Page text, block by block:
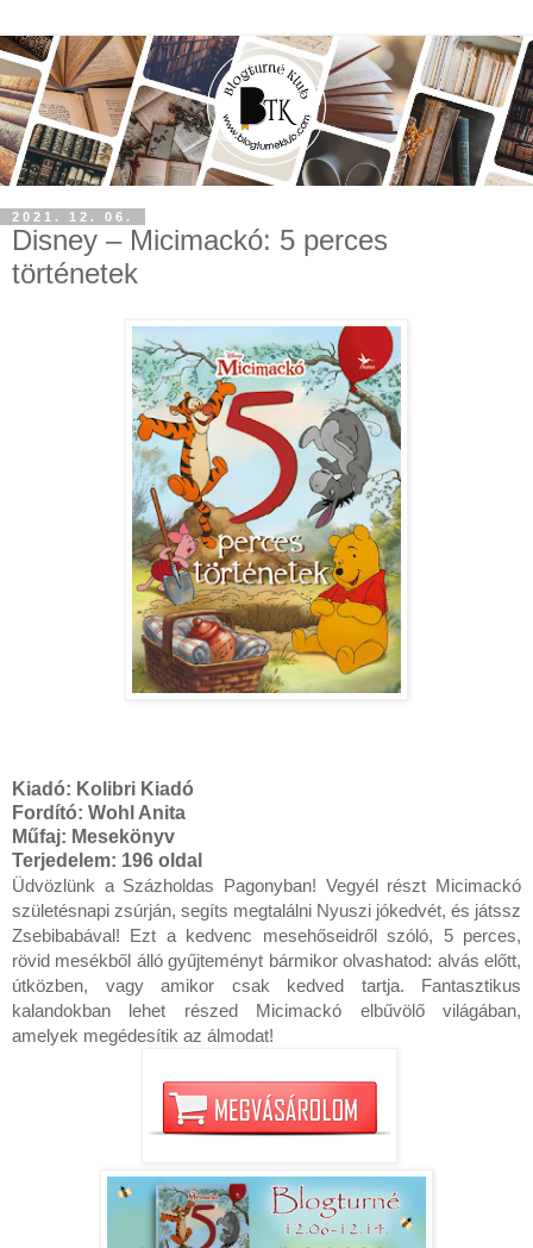
2021. 12. 06.
Disney ​– Micimackó: 5 perces
történetek
Kiadó: Kolibri Kiadó
Fordító: Wohl Anita
Műfaj: Mesekönyv
Terjedelem: 196 oldal
Üdvözlünk a Százholdas Pagonyban! Vegyél részt Micimackó
születésnapi zsúrján, segíts megtalálni Nyuszi jókedvét, és játssz
Zsebibabával! Ezt a kedvenc mesehőseidről szóló, 5 perces,
rövid mesékből álló gyűjteményt bármikor olvashatod: alvás előtt,
útközben, vagy amikor csak kedved tartja. Fantasztikus
kalandokban lehet részed Micimackó elbűvölő világában,
amelyek megédesítik az álmodat!